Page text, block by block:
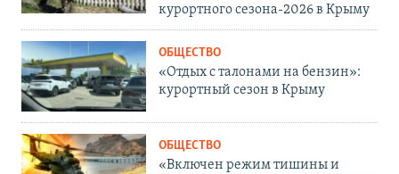
курортного сезона-2026 в Крыму
ОБЩЕСТВО
«Отдых с талонами на бензин»:
курортный сезон в Крыму
ОБЩЕСТВО
«Включен режим тишины и